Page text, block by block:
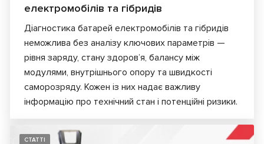
електромобілів та гібридів
Діагностика батарей електромобілів та гібридів
неможлива без аналізу ключових параметрів —
рівня заряду, стану здоров’я, балансу між
модулями, внутрішнього опору та швидкості
саморозряду. Кожен із них надає важливу
інформацію про технічний стан і потенційні ризики.
СТАТТІ